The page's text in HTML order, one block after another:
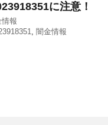
に注意！
情報
, 闇金情報